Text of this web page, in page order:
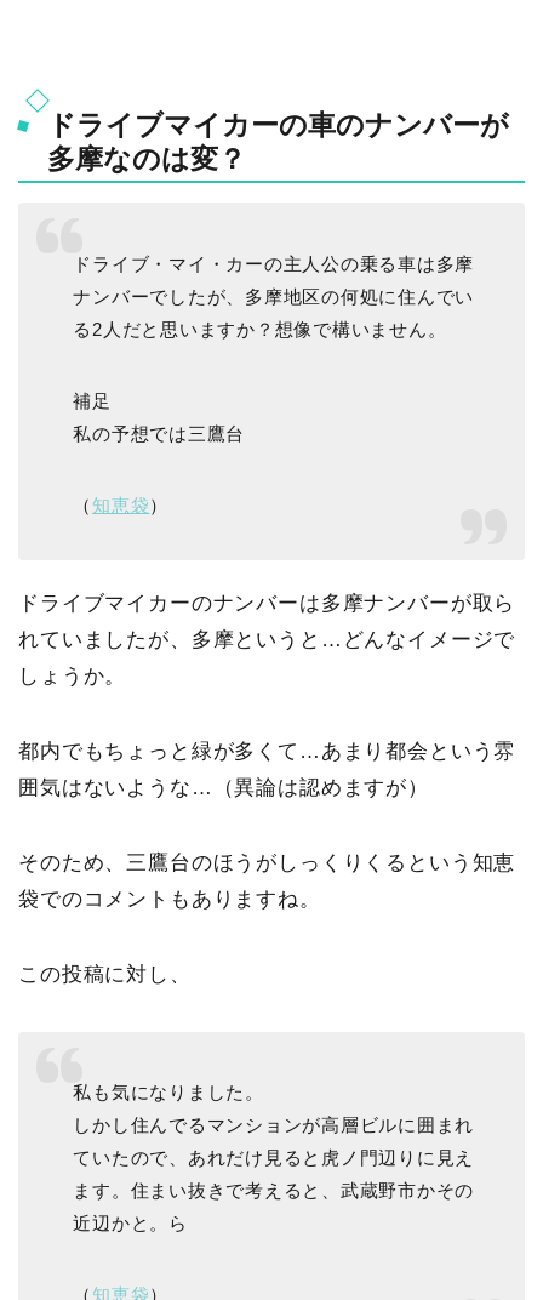
ドライブマイカーの車のナンバーが
多摩なのは変？
ドライブ・マイ・カーの主人公の乗る車は多摩
ナンバーでしたが、多摩地区の何処に住んでい
る2人だと思いますか？想像で構いません。
補足
私の予想では三鷹台
（知恵袋）
ドライブマイカーのナンバーは多摩ナンバーが取ら
れていましたが、多摩というと…どんなイメージで
しょうか。
都内でもちょっと緑が多くて…あまり都会という雰
囲気はないような…（異論は認めますが）
そのため、三鷹台のほうがしっくりくるという知恵
袋でのコメントもありますね。
この投稿に対し、
私も気になりました。
しかし住んでるマンションが高層ビルに囲まれ
ていたので、あれだけ見ると虎ノ門辺りに見え
ます。住まい抜きで考えると、武蔵野市かその
近辺かと。ら
（知恵袋）